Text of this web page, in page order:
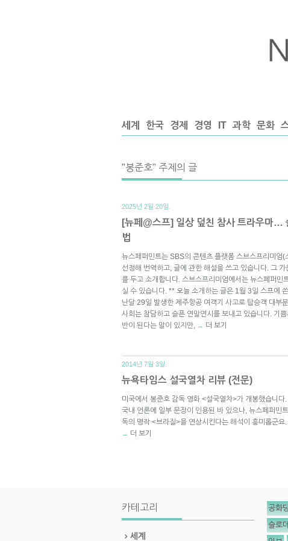
세계 한국 경제 경영 IT 과학 문화
"봉준호" 주제의 글
2025년 2월 20일.
[뉴페@스프] 일상 덮친 참사 트라우마…
법
뉴스페퍼민트는 SBS의 콘텐츠 플랫폼 스브스프리미엄(
선정해 번역하고, 글에 관한 해설을 쓰고 있습니다. 그
를 두고 소개합니다. 스브스프리미엄에서는 뉴스페퍼민
실 수 있습니다. ** 오늘 소개하는 글은 1월 3일 스프에
난달 29일 발생한 제주항공 여객기 사고로 탑승객 대부
사회는 참담하고 슬픈 연말연시를 보내고 있습니다. 기
반이 된다는 말이 있지만, → 더 보기
2014년 7월 3일.
뉴욕타임스 설국열차 리뷰 (전문)
미국에서 봉준호 감독 영화 <설국열차>가 개봉했습니
국내 언론에 일부 문장이 인용된 바 있으나, 뉴스페퍼민
독의 명작 <브라질>을 연상시킨다는 해석이 흥미롭군요.
→ 더 보기
카테고리
세계
공화
슬로